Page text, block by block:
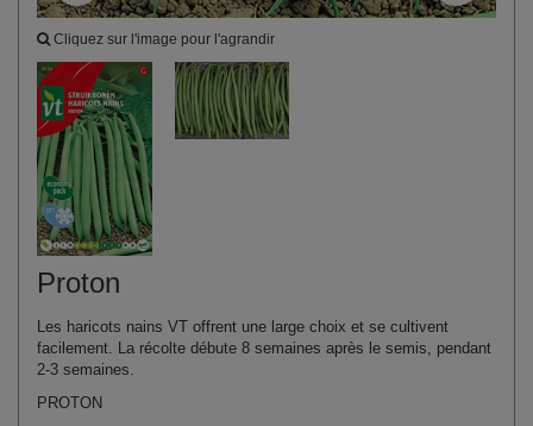
Cliquez sur l'image pour l'agrandir
Proton
Les haricots nains VT offrent une large choix et se cultivent
facilement. La récolte débute 8 semaines après le semis, pendant
2-3 semaines.
PROTON